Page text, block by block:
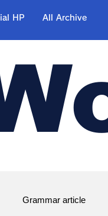
HP All Archive
Grammar article